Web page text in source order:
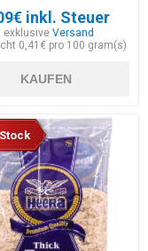
inkl. Steuer
exklusive Versand
0,41€ pro 100 gram(s)
KAUFEN